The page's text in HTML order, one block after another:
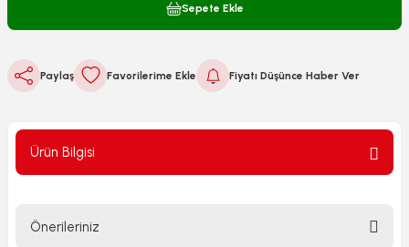
Sepete Ekle
Paylaş Fiyatı Düşünce Haber Ver
Ürün Bilgisi
Önerileriniz